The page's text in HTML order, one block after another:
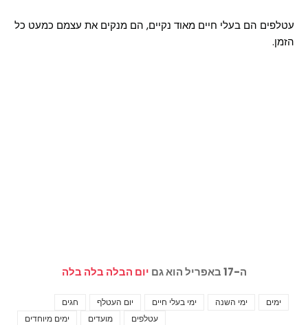
עטלפים הם בעלי חיים מאוד נקיים, הם מנקים את עצמם כמעט כל
הזמן.
ה-17 באפריל הוא גם יום הבלה בלה בלה
חגים יום העטלף ימי בעלי חיים ימי השנה
ימים
ימים מיוחדים
מועדים עטלפים